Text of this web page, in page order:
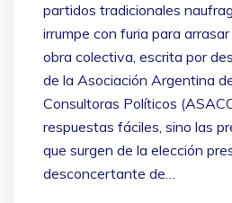
partidos tradicionales
irrumpe con furia para
obra colectiva, escrita por
de la Asociación Argentina
Consultoras Políticos
respuestas fáciles, sino las
que surgen de la elección
desconcertante de…